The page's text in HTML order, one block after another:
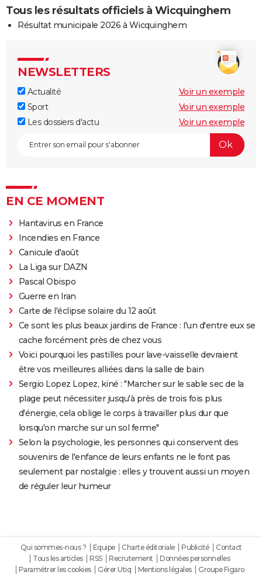
Tous les résultats officiels à Wicquinghem
Résultat municipale 2026 à Wicquinghem
NEWSLETTERS
Actualité
Voir un exemple
Sport
Voir un exemple
Les dossiers d'actu
Voir un exemple
EN CE MOMENT
Hantavirus en France
Incendies en France
Canicule d'août
La Liga sur DAZN
Pascal Obispo
Guerre en Iran
Carte de l'éclipse solaire du 12 août
Ce sont les plus beaux jardins de France : l'un d'entre eux se
cache forcément près de chez vous
Voici pourquoi les pastilles pour lave-vaisselle devraient
être vos meilleures alliées dans la salle de bain
Sergio Lopez Lopez, kiné : "Marcher sur le sable sec de la
plage peut nécessiter jusqu'à près de trois fois plus
d'énergie, cela oblige le corps à travailler plus dur que
lorsqu'on marche sur un sol ferme"
Selon la psychologie, les personnes qui conservent des
souvenirs de l'enfance de leurs enfants ne le font pas
seulement par nostalgie : elles y trouvent aussi un moyen
de réguler leur humeur
Qui sommes-nous ? Equipe Charte éditoriale Publicité
Contact
Tous les articles
RSS Recrutement
Données personnelles
Paramétrer les cookies
Gérer Utiq Mentions légales Groupe Figaro